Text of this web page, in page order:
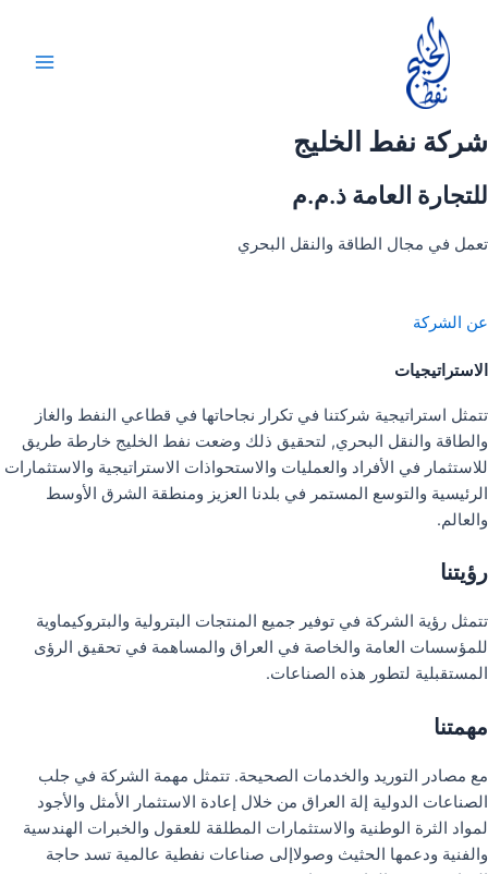
المحتوى
شركة نفط الخليج
للتجارة العامة ذ.م.م
تعمل في مجال الطاقة والنقل البحري
عن الشركة
الاستراتيجيات
تتمثل استراتيجية شركتنا في تكرار نجاحاتها في قطاعي النفط والغاز
والطاقة والنقل البحري, لتحقيق ذلك وضعت نفط الخليج خارطة طريق
للاستثمار في الأفراد والعمليات والاستحواذات الاستراتيجية والاستثمارات
الرئيسية والتوسع المستمر في بلدنا العزيز ومنطقة الشرق الأوسط
والعالم.
رؤيتنا
تتمثل رؤية الشركة في توفير جميع المنتجات البترولية والبتروكيماوية
للمؤسسات العامة والخاصة في العراق والمساهمة في تحقيق الرؤى
المستقبلية لتطور هذه الصناعات.
مهمتنا
مع مصادر التوريد والخدمات الصحيحة. تتمثل مهمة الشركة في جلب
الصناعات الدولية إلة العراق من خلال إعادة الاستثمار الأمثل والأجود
لمواد الثرة الوطنية والاستثمارات المطلقة للعقول والخبرات الهندسية
والفنية ودعمها الحثيث وصولاإلى صناعات نفطية عالمية تسد حاجة